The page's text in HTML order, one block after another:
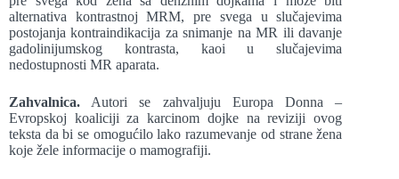
alternativa kontrastnoj MRM, pre svega u slučajevima
postojanja kontraindikacija za snimanje na MR ili davanje
gadolinijumskog kontrasta, kaoi u slučajevima
nedostupnosti MR aparata.
Zahvalnica. Autori se zahvaljuju Europa Donna –
Evropskoj koaliciji za karcinom dojke na reviziji ovog
teksta da bi se omogućilo lako razumevanje od strane žena
koje žele informacije o mamografiji.